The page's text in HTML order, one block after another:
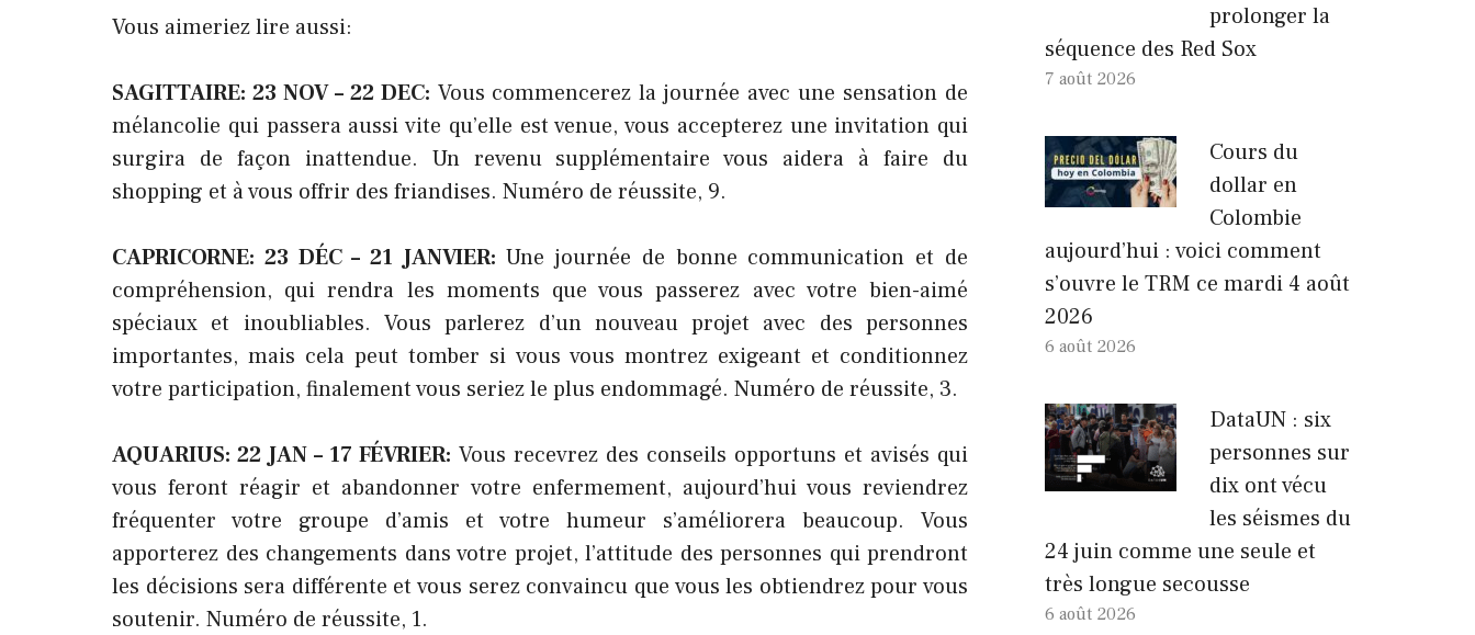
Vous aimeriez lire aussi:
SAGITTAIRE: 23 NOV – 22 DEC: Vous commencerez la journée avec une sensation de
mélancolie qui passera aussi vite qu’elle est venue, vous accepterez une invitation qui
surgira de façon inattendue. Un revenu supplémentaire vous aidera à faire du
shopping et à vous offrir des friandises. Numéro de réussite, 9.
CAPRICORNE: 23 DÉC – 21 JANVIER: Une journée de bonne communication et de
compréhension, qui rendra les moments que vous passerez avec votre bien-aimé
spéciaux et inoubliables. Vous parlerez d’un nouveau projet avec des personnes
importantes, mais cela peut tomber si vous vous montrez exigeant et conditionnez
votre participation, finalement vous seriez le plus endommagé. Numéro de réussite, 3.
AQUARIUS: 22 JAN – 17 FÉVRIER: Vous recevrez des conseils opportuns et avisés qui
vous feront réagir et abandonner votre enfermement, aujourd’hui vous reviendrez
fréquenter votre groupe d’amis et votre humeur s’améliorera beaucoup. Vous
apporterez des changements dans votre projet, l’attitude des personnes qui prendront
les décisions sera différente et vous serez convaincu que vous les obtiendrez pour vous
soutenir. Numéro de réussite, 1.
prolonger la
séquence des Red Sox
7 août 2026
Cours du
dollar en
Colombie
aujourd’hui : voici comment
s’ouvre le TRM ce mardi 4 août
2026
6 août 2026
DataUN : six
personnes sur
dix ont vécu
les séismes du
24 juin comme une seule et
très longue secousse
6 août 2026